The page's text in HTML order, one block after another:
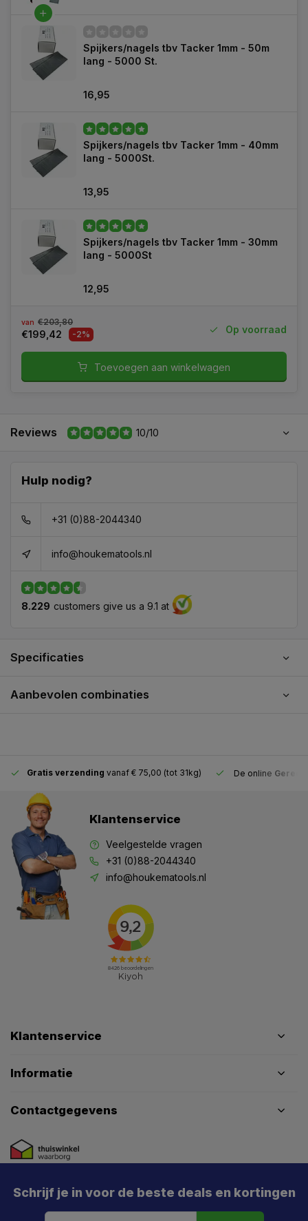
Spijkers/nagels tbv Tacker 1mm - 50m
lang - 5000 St.
16,95
Spijkers/nagels tbv Tacker 1mm - 40mm
lang - 5000St.
13,95
Spijkers/nagels tbv Tacker 1mm - 30mm
lang - 5000St
12,95
van €203,80
€199,42 -2% Op voorraad
Toevoegen aan winkelwagen
Reviews 10/10
Hulp nodig?
+31 (0)88-2044340
info@houkematools.nl
8.229 customers give us a 9.1 at
Specificaties
Aanbevolen combinaties
Gratis verzending vanaf € 75,00 (tot 31kg) De online
Klantenservice
Veelgestelde vragen
+31 (0)88-2044340
info@houkematools.nl
Klantenservice
Informatie
Contactgegevens
Schrijf je in voor de beste deals en kortingen